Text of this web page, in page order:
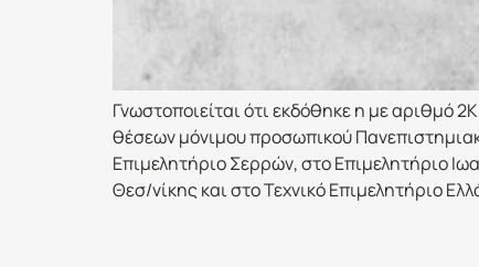
Γνωστοποιείται ότι εκδόθηκε η με
θέσεων μόνιμου προσωπικού
Επιμελητήριο Σερρών, στο Επιμελητήριο
Θεσ/νίκης και στο Τεχνικό Επιμελητήριο